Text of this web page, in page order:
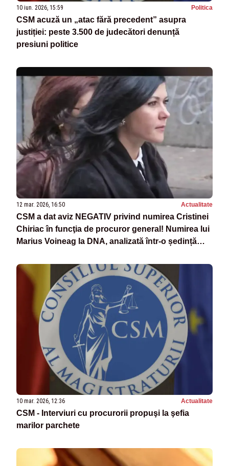
10 iun. 2026, 15:59 Politica
CSM acuză un „atac fără precedent” asupra
justiției: peste 3.500 de judecători denunță
presiuni politice
12 mar. 2026, 16:50 Actualitate
CSM a dat aviz NEGATIV privind numirea Cristinei
Chiriac în funcţia de procuror general! Numirea lui
Marius Voineag la DNA, analizată într-o ședință
10 mar. 2026, 12:36 Actualitate
CSM - Interviuri cu procurorii propuşi la şefia
marilor parchete